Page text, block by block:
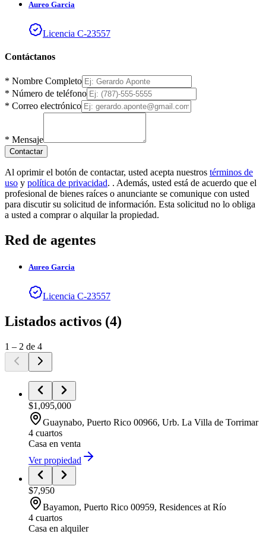
Aureo Garcia
Licencia C-23557
Contáctanos
* Nombre Completo
* Número de teléfono
* Correo electrónico
* Mensaje
Contactar
Al oprimir el botón de contactar, usted acepta nuestros términos de
uso y política de privacidad. . Además, usted está de acuerdo que el
profesional de bienes raíces o anunciante se comunique con usted
para discutir su solicitud de información. Esta solicitud no lo obliga
a usted a comprar o alquilar la propiedad.
Red de agentes
Aureo Garcia
Licencia C-23557
Listados activos (4)
1 – 2 de 4
$1,095,000
Guaynabo, Puerto Rico 00966, Urb. La Villa de Torrimar
4 cuartos
Casa en venta
Ver propiedad
$7,950
Bayamon, Puerto Rico 00959, Residences at Río
4 cuartos
Casa en alquiler